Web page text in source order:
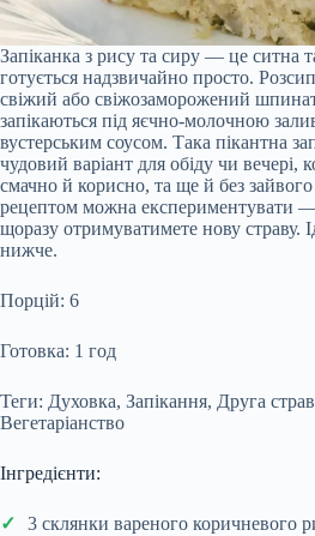
Запіканка з рису та сиру — це ситна
готується надзвичайно просто.
свіжий або свіжозаморожений
запікаються під яєчно-молочною
вустерським соусом. Така пікантна
чудовий варіант для обіду чи вечері,
смачно й корисно, та ще й без
рецептом можна експериментувати —
щоразу отримуватимете нову страву.
нижче.
Порцій: 6
Готовка: 1 год
Теги: Духовка, Запікання, Друга
Вегетаріанство
Інгредієнти:
3 склянки вареного коричневого